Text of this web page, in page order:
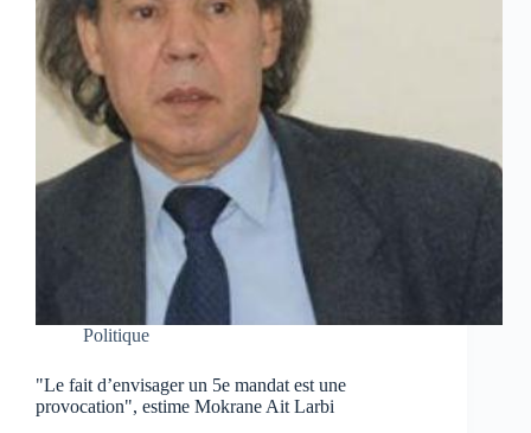
Politique
"Le fait d’envisager un 5e mandat est une
provocation", estime Mokrane Ait Larbi